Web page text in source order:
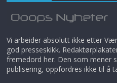
Vi arbeider absolutt ikke etter
god presseskikk.
fremedord her. Den som mener
publisering, oppfordres ikke til å